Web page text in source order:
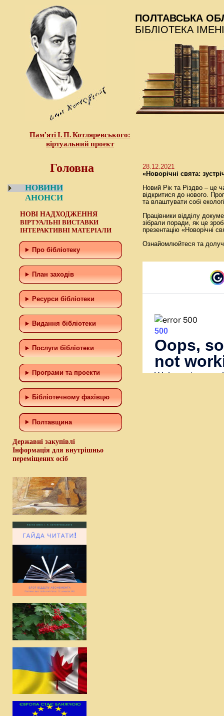
Пам’яті І. П. Котляревського:
віртуальний проєкт
ПОЛТАВСЬКА
БІБЛІОТЕКА
Головна
НОВИНИ
АНОНСИ
НОВІ НАДХОДЖЕННЯ
ВІРТУАЛЬНІ ВИСТАВКИ
ІНТЕРАКТИВНІ МАТЕРІАЛИ
Про бібліотеку
План заходів
Ресурси бібліотеки
Видання бібліотеки
Послуги бібліотеки
Програми та проекти
Бiблiотечному фахiвцю
Полтавщина
Державні закупівлі
Інформація для внутрішньо
переміщених осіб
28.12.2021
«Новорічні свята:
Новий Рік та Різдво – це
відкритися до нового.
та влаштувати собі
Працівники відділу
зібрали поради, як це
презентацію «Новорічні
Ознайомлюйтеся та